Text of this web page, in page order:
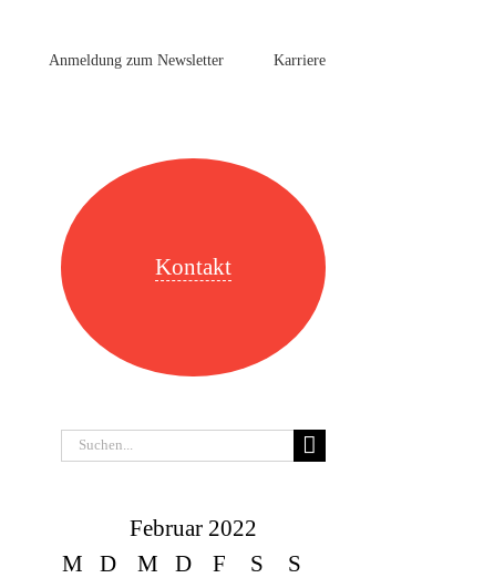
Anmeldung zum Newsletter Karriere
Kontakt
Suche
Februar 2022
M
D M D F S
S